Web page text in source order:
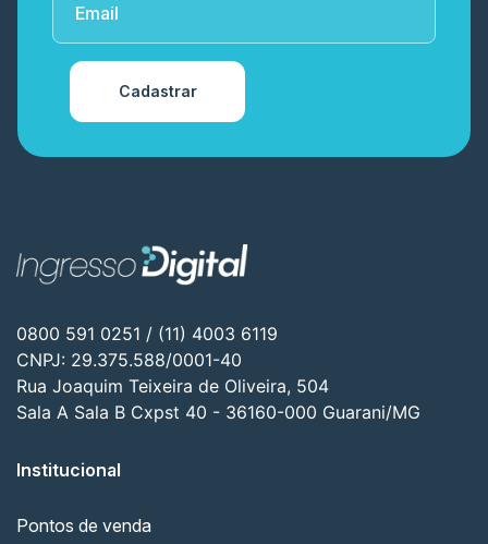
Cadastrar
0800 591 0251 / (11) 4003 6119
CNPJ: 29.375.588/0001-40
Rua Joaquim Teixeira de Oliveira, 504
Sala A Sala B Cxpst 40 - 36160-000 Guarani/MG
Institucional
Pontos de venda